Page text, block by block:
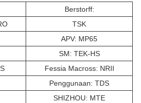
Berstorff:
TSK
APV: MP65
SM: TEK-HS
Fessia Macross: NRII
Penggunaan: TDS
SHIZHOU: MTE